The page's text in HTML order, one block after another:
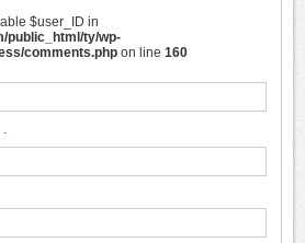
$user_ID in
public_html/ty/wp-
comments.php on line 160
-